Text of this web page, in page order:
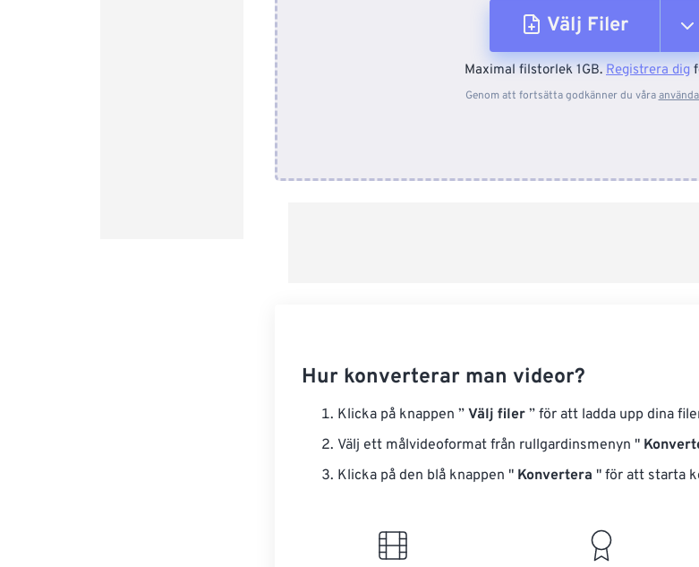
Välj Filer
Från enhet
Maximal filstorlek 1GB. Registrera dig
Genom att fortsätta godkänner du våra
Hur konverterar man videor?
Klicka på knappen ” Välj filer ” för att ladda upp dina
Välj ett målvideoformat från rullgardinsmenyn "
Klicka på den blå knappen " Konvertera " för att starta